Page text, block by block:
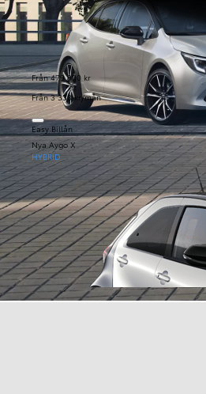
Från 479 900 kr
Från 3 333 kr/mån
Easy Billån
Nya Aygo X
HYBRID